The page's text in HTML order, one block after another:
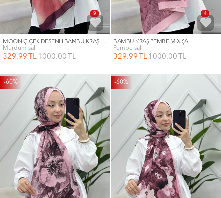
9
MOON ÇİÇEK DESENLİ BAMBU KRAŞ ŞAL
mürdüm şal
329.99 TL 1000.00TL
4
BAMBU KRAŞ PEMBE MİX ŞAL
pembe şal
329.99 TL 1000.00TL
-60% -60%